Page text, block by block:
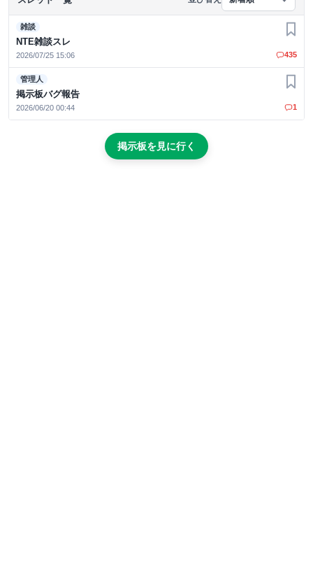
雑談
NTE雑談スレ
2026/07/25 15:06
お気
435
管理人
掲示板バグ報告
2026/06/20 00:44
お気
1
掲示板を見に行く